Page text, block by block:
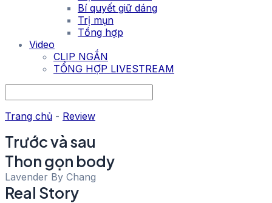
Bí quyết giữ dáng
Trị mụn
Tổng hợp
Video
CLIP NGẮN
TỔNG HỢP LIVESTREAM
Trang chủ - Review
Trước và sau
Thon gọn body
Lavender By Chang
Real Story